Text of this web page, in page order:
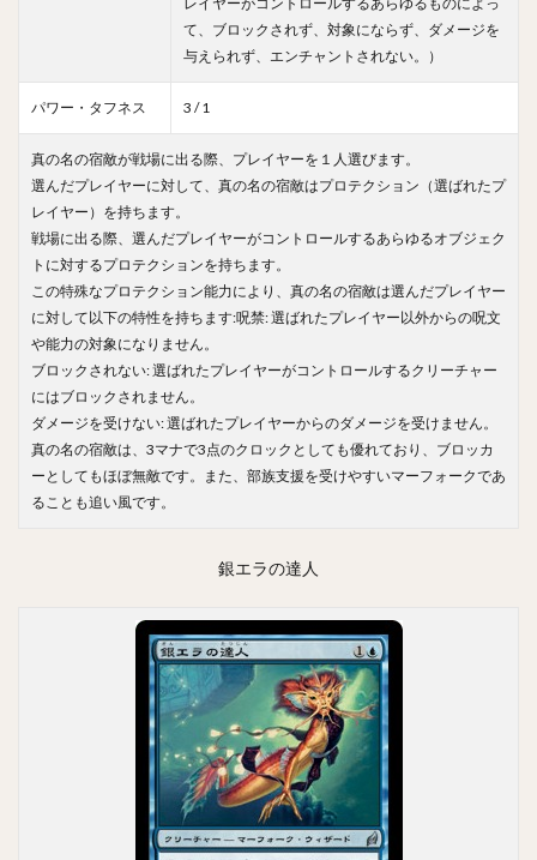
て、ブロックされず、対象にならず、ダメージを
与えられず、エンチャントされない。）
パワー・タフネス 3 / 1
真の名の宿敵が戦場に出る際、プレイヤーを１人選びます。
選んだプレイヤーに対して、真の名の宿敵はプロテクション（選ばれたプ
レイヤー）を持ちます。
戦場に出る際、選んだプレイヤーがコントロールするあらゆるオブジェク
トに対するプロテクションを持ちます。
この特殊なプロテクション能力により、真の名の宿敵は選んだプレイヤー
に対して以下の特性を持ちます:呪禁: 選ばれたプレイヤー以外からの呪文
や能力の対象になりません。
ブロックされない: 選ばれたプレイヤーがコントロールするクリーチャー
にはブロックされません。
ダメージを受けない: 選ばれたプレイヤーからのダメージを受けません。
真の名の宿敵は、3マナで3点のクロックとしても優れており、ブロッカ
ーとしてもほぼ無敵です。また、部族支援を受けやすいマーフォークであ
ることも追い風です。
銀エラの達人